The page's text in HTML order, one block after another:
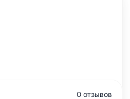
0 отзывов